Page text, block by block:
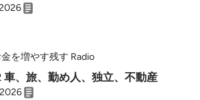
を増やす残す Radio
#2532 車、旅、勤め人、独立、不動産